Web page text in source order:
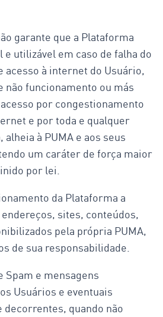
garante que a Plataforma
e utilizável em caso de falha do
acesso à internet do Usuário,
não funcionamento ou más
por congestionamento
e por toda e qualquer
alheia à PUMA e aos seus
um caráter de força maior
por lei.
da Plataforma a
sites, conteúdos,
pela própria PUMA,
de sua responsabilidade.
Spam e mensagens
Usuários e eventuais
decorrentes, quando não